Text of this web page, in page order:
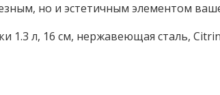
но и эстетичным элементом
1.3 л, 16 см, нержавеющая сталь,